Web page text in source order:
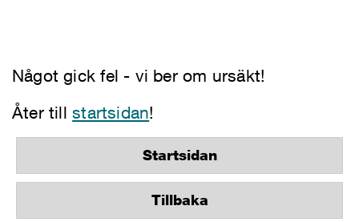
Något gick fel - vi ber om ursäkt!
Åter tillstartsidan!
Startsidan
Tillbaka